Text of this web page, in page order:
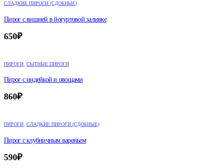
СЛАДКИЕ ПИРОГИ (СДОБНЫЕ)
Пирог с вишней в йогуртовой заливке
650₽
ПИРОГИ СЫТНЫЕ ПИРОГИ
Пирог с индейкой и овощами
860₽
ПИРОГИ, СЛАДКИЕ ПИРОГИ (СДОБНЫЕ)
Пирог с клубничным вареньем
590₽